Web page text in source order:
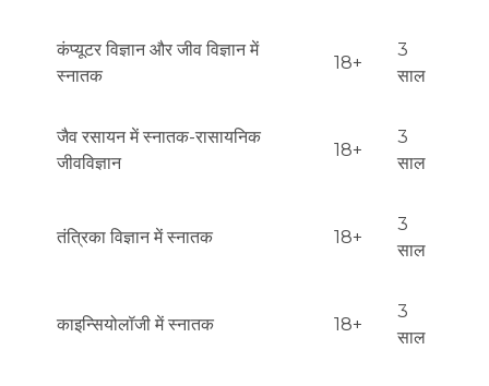
कंप्यूटर विज्ञान और जीव विज्ञान में
स्नातक
18+
3
साल
जैव रसायन में स्नातक-रासायनिक
जीवविज्ञान
18+
3
साल
तंत्रिका विज्ञान में स्नातक 18+
3
साल
काइन्सियोलॉजी में स्नातक 18+
3
साल